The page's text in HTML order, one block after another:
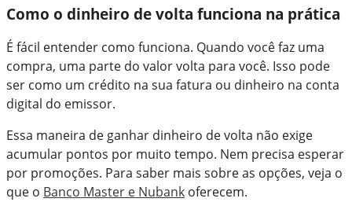
Como o dinheiro de volta funciona na prática
É fácil entender como funciona. Quando você faz uma
compra, uma parte do valor volta para você. Isso pode
ser como um crédito na sua fatura ou dinheiro na conta
digital do emissor.
Essa maneira de ganhar dinheiro de volta não exige
acumular pontos por muito tempo. Nem precisa esperar
por promoções. Para saber mais sobre as opções, veja o
que o Banco Master e Nubank oferecem.